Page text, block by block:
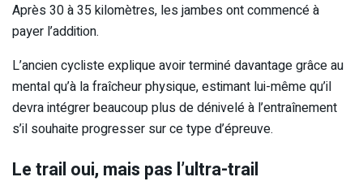
Après 30 à 35 kilomètres, les jambes ont commencé à
payer l’addition.
L’ancien cycliste explique avoir terminé davantage grâce au
mental qu’à la fraîcheur physique, estimant lui-même qu’il
devra intégrer beaucoup plus de dénivelé à l’entraînement
s’il souhaite progresser sur ce type d’épreuve.
Le trail oui, mais pas l’ultra-trail